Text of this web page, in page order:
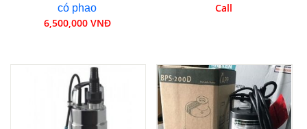
có phao
6,500,000 VNĐ
Call